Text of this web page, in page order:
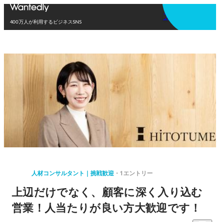
400万人が利用するビジネスSNS
アプリを使う
人材コンサルタント｜挑戦歓迎 1エントリー
上辺だけでなく、顧客に深く入り込む
営業！人当たりが良い方大歓迎です！